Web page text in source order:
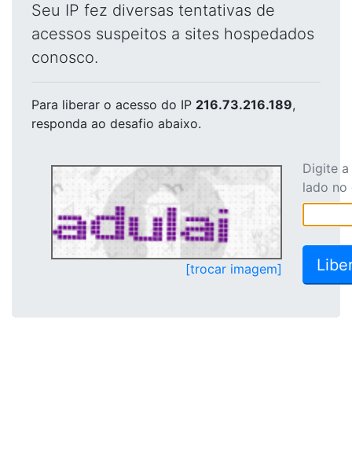
Seu IP fez diversas tentativas de
acessos suspeitos a sites hospedados
conosco.
Para liberar o acesso do IP 216.73.216.189,
responda ao desafio abaixo.
[trocar imagem]
Digite
lado no